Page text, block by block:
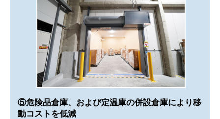
⑤危険品倉庫、および定温庫の併設倉庫により移
動コストを低減